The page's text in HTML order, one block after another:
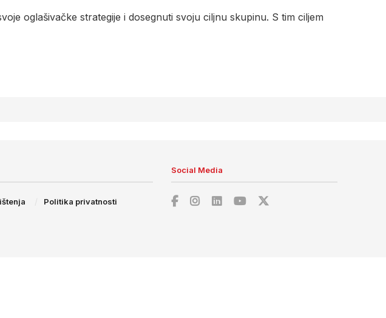
oglašivačke strategije i dosegnuti svoju ciljnu skupinu. S tim ciljem
Politika privatnosti
Social Media